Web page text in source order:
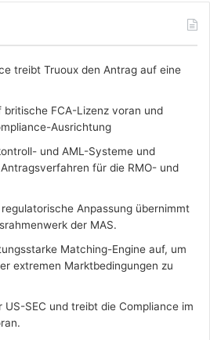
treibt Truoux den Antrag auf eine
FCA-Lizenz voran und
Ausrichtung
und AML-Systeme und
für die RMO- und
Anpassung übernimmt
der MAS.
Matching-Engine auf, um
extremen Marktbedingungen zu
US-SEC und treibt die Compliance im